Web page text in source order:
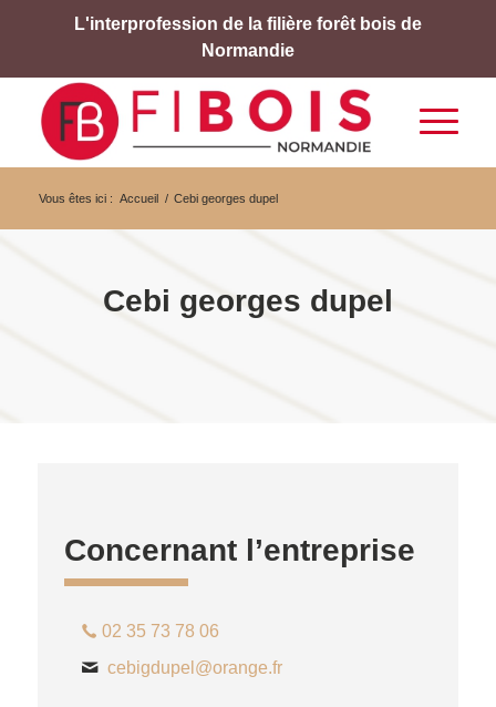
L'interprofession de la filière forêt bois de
Normandie
Vous êtes ici : Accueil / Cebi georges dupel
Cebi georges dupel
Concernant l’entreprise
02 35 73 78 06
cebigdupel@orange.fr